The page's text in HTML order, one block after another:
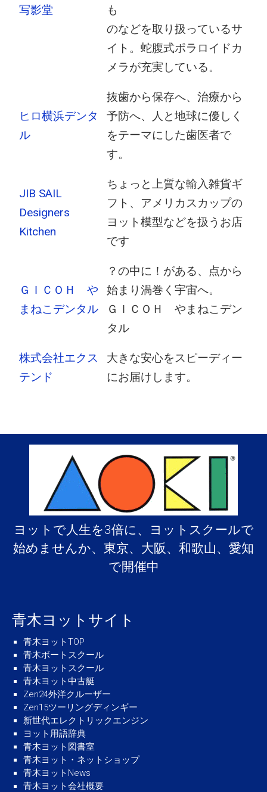
写影堂
も
のなどを取り扱っているサ
イト。蛇腹式ポラロイドカ
メラが充実している。
ヒロ横浜デンタ
ル
抜歯から保存へ、治療から
予防へ、人と地球に優しく
をテーマにした歯医者で
す。
JIB SAIL
Designers
Kitchen
ちょっと上質な輸入雑貨ギ
フト、アメリカスカップの
ヨット模型などを扱うお店
です
ＧＩＣＯＨ や
まねこデンタル
？の中に！がある、点から
始まり渦巻く宇宙へ。
ＧＩＣＯＨ やまねこデン
タル
株式会社エクス
テンド
大きな安心をスピーディー
にお届けします。
ヨットで人生を3倍に、ヨットスクールで
始めませんか、東京、大阪、和歌山、愛知
で開催中
青木ヨットサイト
青木ヨットTOP
青木ボートスクール
青木ヨットスクール
青木ヨット中古艇
Zen24外洋クルーザー
Zen15ツーリングディンギー
新世代エレクトリックエンジン
ヨット用語辞典
青木ヨット図書室
青木ヨット・ネットショップ
青木ヨットNews
青木ヨット会社概要